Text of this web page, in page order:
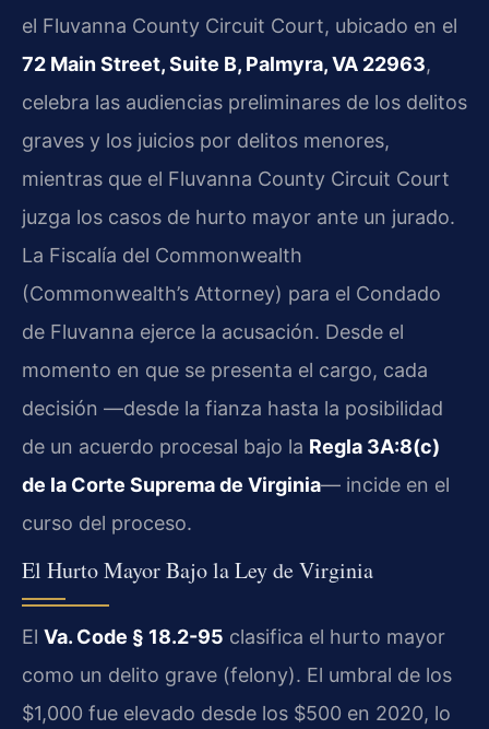
el Fluvanna County Circuit Court, ubicado en el
72 Main Street, Suite B, Palmyra, VA 22963,
celebra las audiencias preliminares de los delitos
graves y los juicios por delitos menores,
mientras que el Fluvanna County Circuit Court
juzga los casos de hurto mayor ante un jurado.
La Fiscalía del Commonwealth
(Commonwealth’s Attorney) para el Condado
de Fluvanna ejerce la acusación. Desde el
momento en que se presenta el cargo, cada
decisión —desde la fianza hasta la posibilidad
de un acuerdo procesal bajo la Regla 3A:8(c)
de la Corte Suprema de Virginia— incide en el
curso del proceso.
El Hurto Mayor Bajo la Ley de Virginia
El Va. Code § 18.2-95 clasifica el hurto mayor
como un delito grave (felony). El umbral de los
$1,000 fue elevado desde los $500 en 2020, lo